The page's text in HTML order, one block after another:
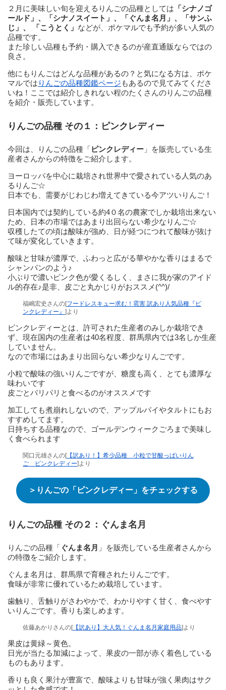
２月に美味しい旬を迎えるりんごの品種としては 「シナノゴ
ールド」、
「シナノスイート」、
「ぐんま名月」、「サンふ
じ」、 「こうとく」 などが、ポケマルでも予約が多い人気の
品種です。
また珍しい品種も予約・購入できるのが産直通販ならではの
良さ。
他にもりんごはどんな品種があるの？と気になる方は、ポケ
マルでは りんごの品種図鑑ページ もあるので見てみてくださ
いね！ここでは紹介しきれない程のたくさんのりんごの品種
を紹介・販売しています。
りんごの品種 その１： ピンクレディー
今回は、りんごの品種「ピンクレディー 」を販売している生
産者さんからの特徴をご紹介します。
ヨーロッパを中心に栽培され世界中で愛されている人気のあ
るりんご☆
日本でも、需要がじわじわ増えてきている今アツいりんご！
日本国内では契約している約4０名の農家でしか栽培出来ない
ため、日本の市場ではあまり出回らない希少なりんご☆
収穫したての頃は酸味が強め、日が経つにつれて酸味が抜け
て味が変化していきます。
酸味と甘味が濃厚で、ふわっと広がる華やかな香りはまるで
シャンパンのよう♪
小ぶりで濃いピンク色が愛くるしく、まさに我が家のアイド
ル的存在♪是非、皮ごと丸かじりがおススメ(^^)/
福嶋宏史さんの[フードレスキュー求む！雹害 訳あり人気品種『ピ
ンクレディー』 ]より
ピンクレディーとは、許可された生産者のみしか栽培でき
ず、現在国内の生産者は40名程度、群馬県内では3名しか生産
していません。
なので市場にはあまり出回らない希少なりんごです。
小粒で酸味の強いりんごですが、糖度も高く、とても濃厚な
味わいです
皮ごとパリパリと食べるのがオススメです
加工しても煮崩れしないので、アップルパイやタルトにもお
すすめしてます。
日持ちする品種なので、ゴールデンウィークごろまで美味し
く食べられます
関口元雄さんの[【訳あり！】希少品種 小粒で甘酸っぱいりん
ご ピンクレディー]より
＞りんごの「ピンクレディー」をチェックする
りんごの品種 その２： ぐんま名月
りんごの品種「 ぐんま名月 」を販売している生産者さんから
の特徴をご紹介します。
ぐんま名月は、群馬県で育種されたりんごです。
食味が非常に優れているため栽培しています。
歯触り、舌触りがさわやかで、わかりやすく甘く、食べやす
いりんごです。香りも楽しめます。
佐藤あかりさんの[【訳あり】大人気！ぐんま名月家庭用品]より
果皮は黄緑～黄色。
日光が当たる加減によって、果皮の一部が赤く着色している
ものもあります。
香りも良く果汁が豊富で、酸味よりも甘味が強く果肉はサク